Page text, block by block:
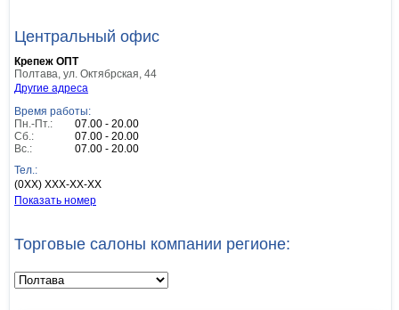
Центральный офис
Крепеж ОПТ
Полтава, ул. Октябрская, 44
Другие адреса
Время работы:
Пн.-Пт.:
07.00 - 20.00
Сб.:
07.00 - 20.00
Вс.:
07.00 - 20.00
Тел.:
(0XX) XXX-XX-XX
Показать номер
Торговые салоны компании регионе: